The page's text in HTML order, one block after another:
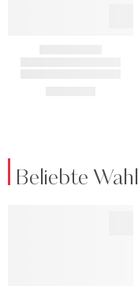
Beliebte Wahl